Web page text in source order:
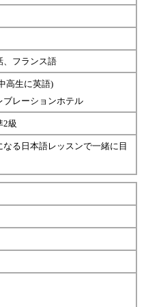
、フランス語
高生に英語)
レーションホテル
2級
る日本語レッスンで一緒に目